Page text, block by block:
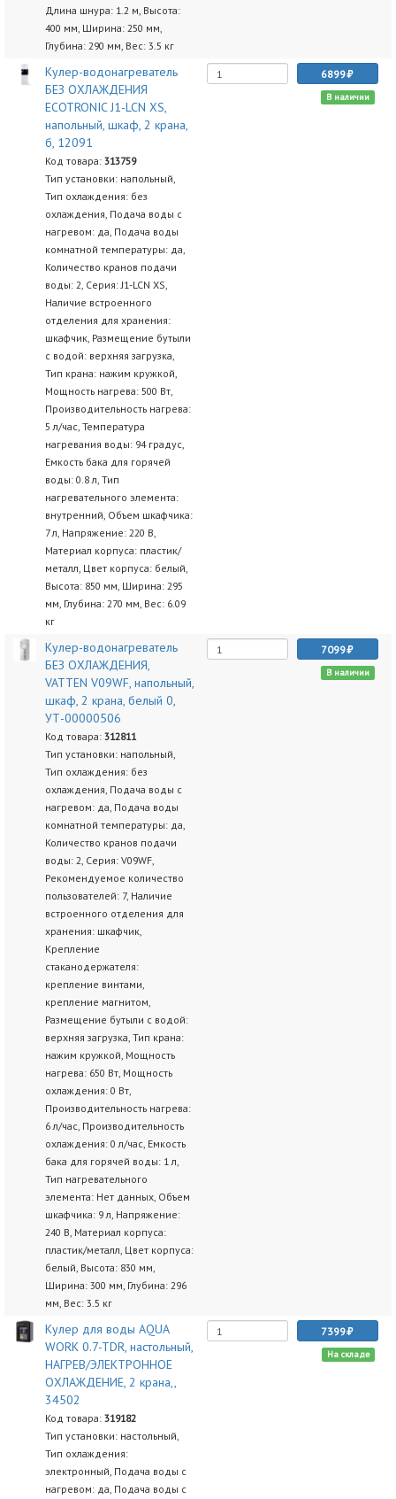
Длина шнура: 1.2 м, Высота:
400 мм, Ширина: 250 мм,
Глубина: 290 мм, Вес: 3.5 кг
Кулер-водонагреватель
БЕЗ ОХЛАЖДЕНИЯ
ECOTRONIC J1-LCN XS,
напольный, шкаф, 2 крана,
б, 12091
Код товара: 313759
Тип установки: напольный,
Тип охлаждения: без
охлаждения, Подача воды с
нагревом: да, Подача воды
комнатной температуры: да,
Количество кранов подачи
воды: 2, Серия: J1-LCN XS,
Наличие встроенного
отделения для хранения:
шкафчик, Размещение бутыли
с водой: верхняя загрузка,
Тип крана: нажим кружкой,
Мощность нагрева: 500 Вт,
Производительность нагрева:
5 л/час, Температура
нагревания воды: 94 градус,
Емкость бака для горячей
воды: 0.8 л, Тип
нагревательного элемента:
внутренний, Объем шкафчика:
7 л, Напряжение: 220 В,
Материал корпуса: пластик/
металл, Цвет корпуса: белый,
Высота: 850 мм, Ширина: 295
мм, Глубина: 270 мм, Вес: 6.09
кг
6899
В наличии
Кулер-водонагреватель
БЕЗ ОХЛАЖДЕНИЯ,
VATTEN V09WF, напольный,
шкаф, 2 крана, белый 0,
УТ-00000506
Код товара: 312811
Тип установки: напольный,
Тип охлаждения: без
охлаждения, Подача воды с
нагревом: да, Подача воды
комнатной температуры: да,
Количество кранов подачи
воды: 2, Серия: V09WF,
Рекомендуемое количество
пользователей: 7, Наличие
встроенного отделения для
хранения: шкафчик,
Крепление
стаканодержателя:
крепление винтами,
крепление магнитом,
Размещение бутыли с водой:
верхняя загрузка, Тип крана:
нажим кружкой, Мощность
нагрева: 650 Вт, Мощность
охлаждения: 0 Вт,
Производительность нагрева:
6 л/час, Производительность
охлаждения: 0 л/час, Емкость
бака для горячей воды: 1 л,
Тип нагревательного
элемента: Нет данных, Объем
шкафчика: 9 л, Напряжение:
240 В, Материал корпуса:
пластик/металл, Цвет корпуса:
белый, Высота: 830 мм,
Ширина: 300 мм, Глубина: 296
мм, Вес: 3.5 кг
7099
В наличии
Кулер для воды AQUA
WORK 0.7-TDR, настольный,
НАГРЕВ/ЭЛЕКТРОННОЕ
ОХЛАЖДЕНИЕ, 2 крана,,
34502
Код товара: 319182
Тип установки: настольный,
Тип охлаждения:
электронный, Подача воды с
нагревом: да, Подача воды с
7399
На складе